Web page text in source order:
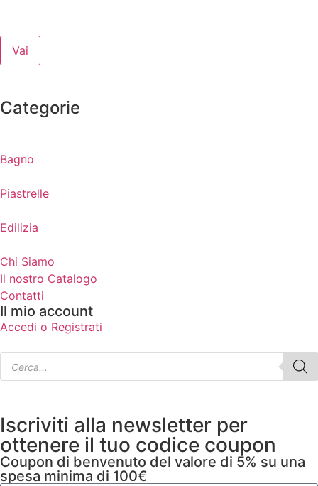
Vai
Categorie
Bagno
Piastrelle
Edilizia
Chi Siamo
Il nostro Catalogo
Contatti
Il mio account
Accedi o Registrati
Iscriviti alla newsletter per
ottenere il tuo codice coupon
Coupon di benvenuto del valore di 5% su una
spesa minima di 100€